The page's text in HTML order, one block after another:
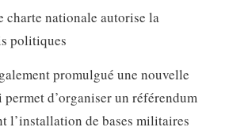
promulgué une nouvelle
d’organiser un référendum
l’installation de bases militaires